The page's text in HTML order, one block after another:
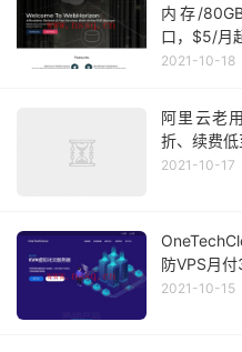
内存/
口，$5/月
2021-10-18
阿里云老
折、续费
2021-10-17
防VPS月
2021-10-15